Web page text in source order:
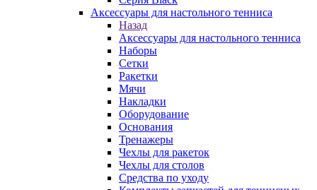
Аксессуары для настольного тенниса
Назад
Аксессуары для настольного тенниса
Наборы
Сетки
Ракетки
Мячи
Накладки
Оборудование
Основания
Тренажеры
Чехлы для ракеток
Чехлы для столов
Средства по уходу